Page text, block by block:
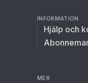
INFORMATION
Hjälp och
MER